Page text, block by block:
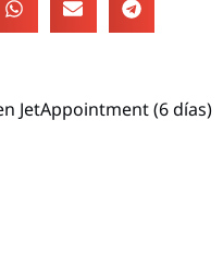
JetAppointment (6 días)